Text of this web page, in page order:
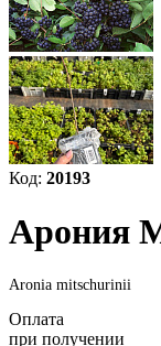
Код: 20193
Арония
Aronia mitschurinii
Оплата
при получении